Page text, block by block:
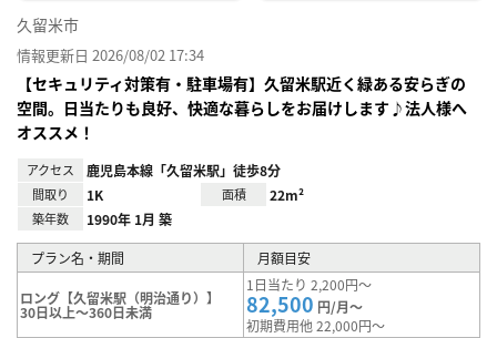
久留米市
情報更新日 2026/08/02 17:34
【セキュリティ対策有・駐車場有】久留米駅近く緑ある安らぎの
空間。日当たりも良好、快適な暮らしをお届けします♪法人様へ
オススメ！
アクセス 鹿児島本線「久留米駅」徒歩8分
間取り 1K 面積 22m²
築年数 1990年 1月 築
プラン名・期間 月額目安
ロング【久留米駅（明治通り）】
30日以上～360日未満
1日当たり 2,200円～
82,500 円/月～
初期費用他 22,000円～